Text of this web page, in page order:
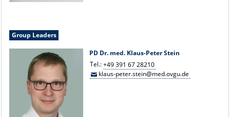
Group Leaders
PD Dr. med. Klaus-Peter Stein
Tel.:+49 391 67 28210
klaus-peter.stein@med.ovgu.de